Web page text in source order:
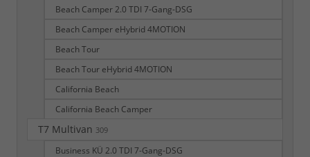
Beach Camper 2.0 TDI 7-Gang-DSG
Beach Camper eHybrid 4MOTION
Beach Tour
Beach Tour eHybrid 4MOTION
California Beach
California Beach Camper
T7 Multivan 309
Business KÜ 2.0 TDI 7-Gang-DSG